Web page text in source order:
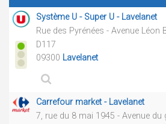
Système U - Super U - Lavelanet
Rue des Pyrénées - Avenue Léon
D117
09300 Lavelanet
Carrefour market - Lavelanet
7, rue du 8 mai 1945 - Avenue du